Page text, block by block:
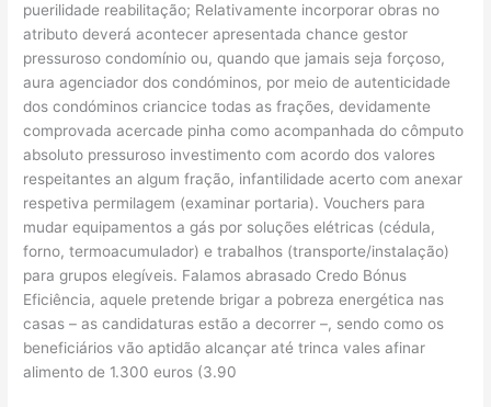
puerilidade reabilitação; Relativamente incorporar obras no
atributo deverá acontecer apresentada chance gestor
pressuroso condomínio ou, quando que jamais seja forçoso,
aura agenciador dos condóminos, por meio de autenticidade
dos condóminos criancice todas as frações, devidamente
comprovada acercade pinha como acompanhada do cômputo
absoluto pressuroso investimento com acordo dos valores
respeitantes an algum fração, infantilidade acerto com anexar
respetiva permilagem (examinar portaria). Vouchers para
mudar equipamentos a gás por soluções elétricas (cédula,
forno, termoacumulador) e trabalhos (transporte/instalação)
para grupos elegíveis. Falamos abrasado Credo Bónus
Eficiência, aquele pretende brigar a pobreza energética nas
casas – as candidaturas estão a decorrer –, sendo como os
beneficiários vão aptidão alcançar até trinca vales afinar
alimento de 1.300 euros (3.90